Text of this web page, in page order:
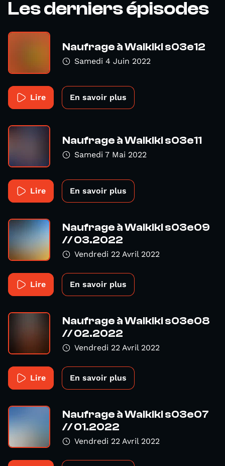
Les derniers épisodes
Naufrage à Waikiki s03e12
Samedi 4 Juin 2022
Lire En savoir plus
Naufrage à Waikiki s03e11
Samedi 7 Mai 2022
Lire En savoir plus
Naufrage à Waikiki s03e09
// 03.2022
Vendredi 22 Avril 2022
Lire En savoir plus
Naufrage à Waikiki s03e08
// 02.2022
Vendredi 22 Avril 2022
Lire En savoir plus
Naufrage à Waikiki s03e07
// 01.2022
Vendredi 22 Avril 2022